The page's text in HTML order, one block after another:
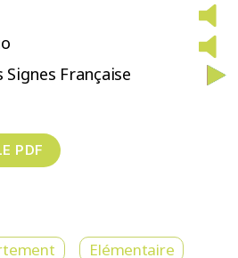
Signes Française
Elémentaire